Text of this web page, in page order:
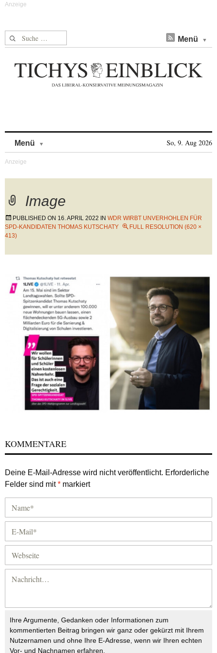
Suche nach: Menü
Menü So, 9. Aug 2026
Image
PUBLISHED ON 16. APRIL 2022 IN WDR WIRBT UNVERHOHLEN FÜR
SPD-KANDIDATEN THOMAS KUTSCHATY
FULL RESOLUTION (620 ×
413)
KOMMENTARE
Deine E-Mail-Adresse wird nicht veröffentlicht. Erforderliche
Felder sind mit* markiert
Ihre Argumente, Gedanken oder Informationen zum
kommentierten Beitrag bringen wir ganz oder gekürzt mit Ihrem
Nutzernamen und ohne Ihre E-Adresse, wenn wir Ihren echten
Vor- und Nachnamen erfahren.